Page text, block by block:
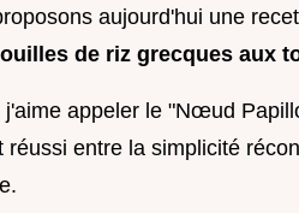
aujourd'hui une
de riz grecques aux
j'aime appeler le "Nœud
réussi entre la simplicité